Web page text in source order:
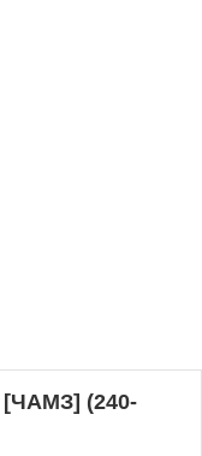
[ЧАМЗ] (240-